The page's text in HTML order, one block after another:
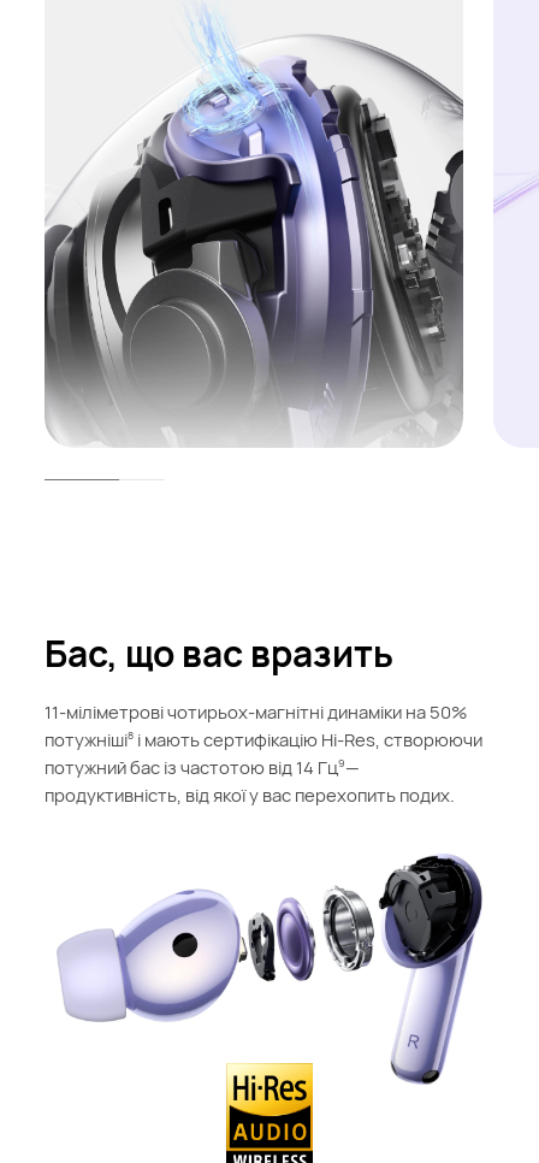
Бас, що вас вразить
11-міліметрові чотирьох-магнітні динаміки на 50%
потужніші8 і мають сертифікацію Hi-Res, створюючи
потужний бас із частотою від 14 Гц9—
продуктивність, від якої у вас перехопить подих.